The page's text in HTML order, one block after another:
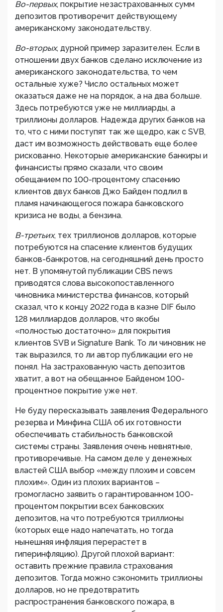
Во-первых, покрытие незастрахованных сумм
депозитов противоречит действующему
американскому законодательству.
Во-вторых, дурной пример заразителен. Если в
отношении двух банков сделано исключение из
американского законодательства, то чем
остальные хуже? Число остальных может
оказаться даже не на порядок, а на два больше.
Здесь потребуются уже не миллиарды, а
триллионы долларов. Надежда других банков на
то, что с ними поступят так же щедро, как с SVB,
даст им возможность действовать еще более
рискованно. Некоторые американские банкиры и
финансисты прямо сказали, что своим
обещанием по 100-процентому спасению
клиентов двух банков Джо Байден подлил в
пламя начинающегося пожара банковского
кризиса не воды, а бензина.
В-третьих, тех триллионов долларов, которые
потребуются на спасение клиентов будущих
банков-банкротов, на сегодняшний день просто
нет. В упомянутой публикации CBS news
приводятся слова высокопоставленного
чиновника министерства финансов, который
сказал, что к концу 2022 года в казне DIF было
128 миллиардов долларов, что якобы
«полностью достаточно» для покрытия
клиентов SVB и Signature Bank. То ли чиновник не
так выразился, то ли автор публикации его не
понял. На застрахованную часть депозитов
хватит, а вот на обещанное Байденом 100-
процентное покрытие уже нет.
Не буду пересказывать заявления Федерального
резерва и Минфина США об их готовности
обеспечивать стабильность банковской
системы страны. Заявления очень невнятные,
противоречивые. На самом деле у денежных
властей США выбор «между плохим и совсем
плохим». Один из плохих вариантов –
громогласно заявить о гарантированном 100-
процентом покрытии всех банковских
депозитов, на что потребуются триллионы
(которых еще надо напечатать, но тогда
нынешняя инфляция перерастет в
гиперинфляцию). Другой плохой вариант:
оставить прежние правила страхования
депозитов. Тогда можно сэкономить триллионы
долларов, но не предотвратить
распространения банковского пожара, в